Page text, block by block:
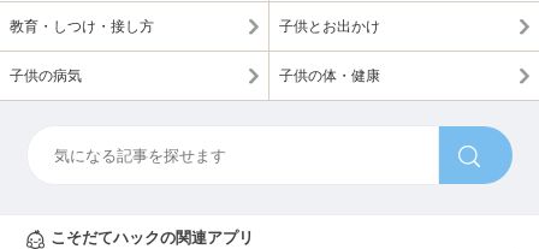
教育・しつけ・接し方 子供とお出かけ
子供の病気 子供の体・健康
こそだてハックの関連アプリ